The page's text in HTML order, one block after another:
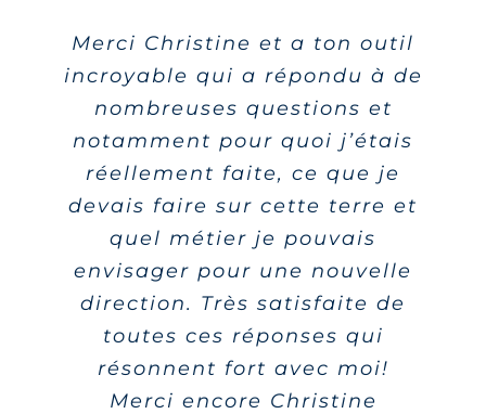
Merci Christine et a ton outil
incroyable qui a répondu à de
nombreuses questions et
notamment pour quoi j’étais
réellement faite, ce que je
devais faire sur cette terre et
quel métier je pouvais
envisager pour une nouvelle
direction. Très satisfaite de
toutes ces réponses qui
résonnent fort avec moi!
Merci encore Christine